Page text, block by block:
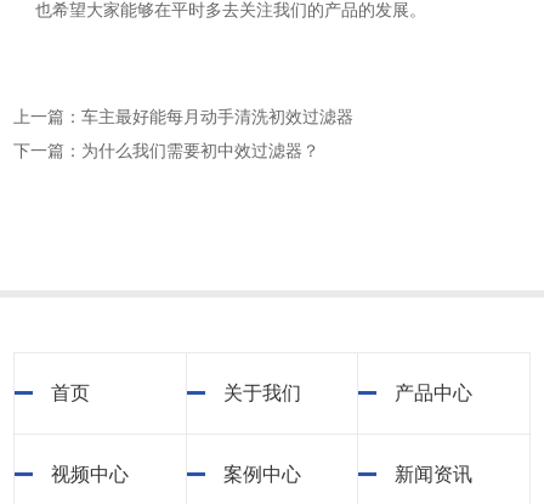
也希望大家能够在平时多去关注我们的产品的发展。
上一篇：车主最好能每月动手清洗初效过滤器
下一篇：为什么我们需要初中效过滤器？
首页 关于我们 产品中心
视频中心 案例中心 新闻资讯